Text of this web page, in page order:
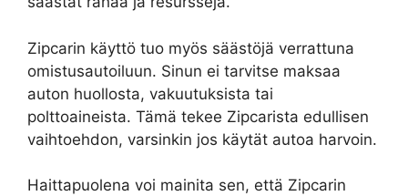
Zipcarin käyttö tuo myös säästöjä verrattuna
omistusautoiluun. Sinun ei tarvitse maksaa
auton huollosta, vakuutuksista tai
polttoaineista. Tämä tekee Zipcarista edullisen
vaihtoehdon, varsinkin jos käytät autoa harvoin.
Haittapuolena voi mainita sen, että Zipcarin